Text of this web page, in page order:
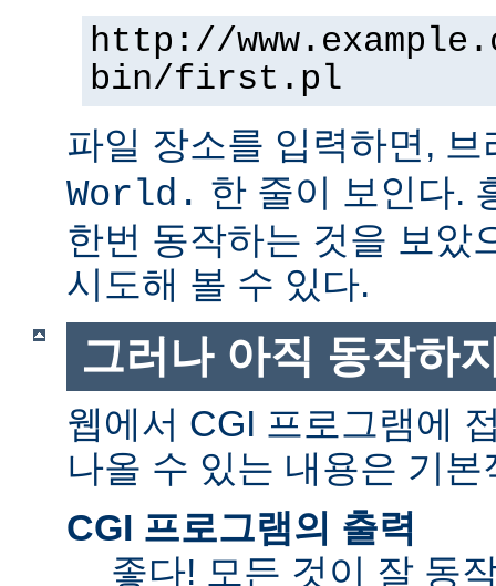
http://
bin/first.pl
파일 장소를 입력하면,
World. 한 줄이 보인다.
한번 동작하는 것을 보았
시도해 볼 수 있다.
그러나 아직 동작하
웹에서 CGI 프로그램에
나올 수 있는 내용은 기
CGI 프로그램의 출력
좋다! 모든 것이 잘 동